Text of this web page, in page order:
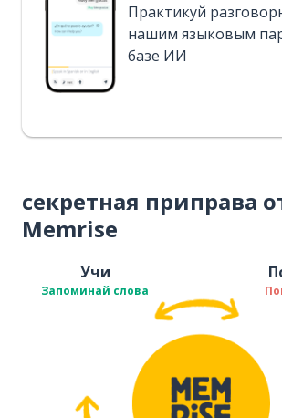
Практикуй
нашим языковым
базе ИИ
секретная приправа
Memrise
Учи
Запоминай слова